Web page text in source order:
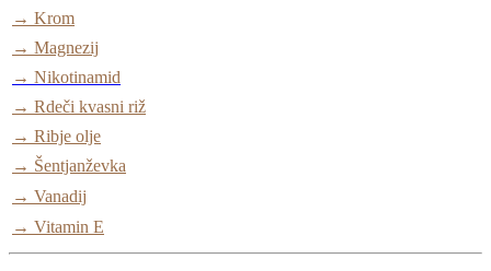
→ Krom
→ Magnezij
→ Nikotinamid
→ Rdeči kvasni riž
→ Ribje olje
→ Šentjanževka
→ Vanadij
→ Vitamin E